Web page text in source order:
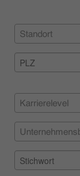
Standort
Karrierelevel